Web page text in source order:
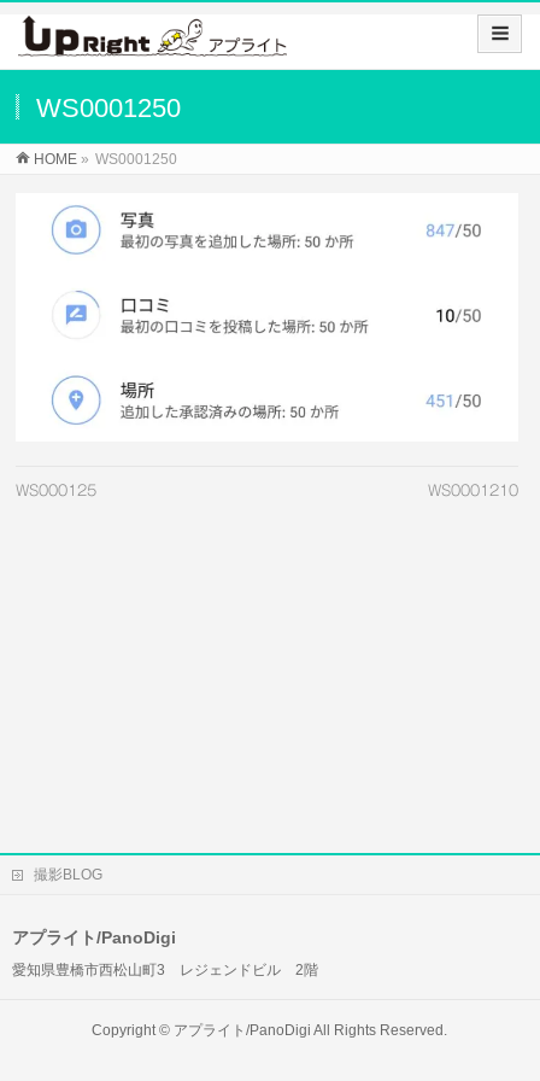
WS0001250
HOME » WS0001250
WS000125 WS0001210
撮影BLOG
アプライト/PanoDigi
愛知県豊橋市西松山町3 レジェンドビル 2階
Copyright © アプライト/PanoDigi All Rights Reserved.